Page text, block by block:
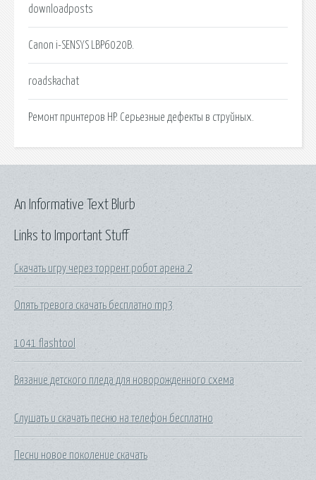
downloadposts
Canon i-SENSYS LBP6020B.
roadskachat
Ремонт принтеров HP. Cерьезные дефекты в струйных.
Links to Important Stuff
Скачать игру через торрент робот арена 2
Опять тревога скачать бесплатно mp3
1041 flashtool
Вязание детского пледа для новорожденного схема
Слушать и скачать песню на телефон бесплатно
Песни новое поколение скачать
An Informative Text Blurb